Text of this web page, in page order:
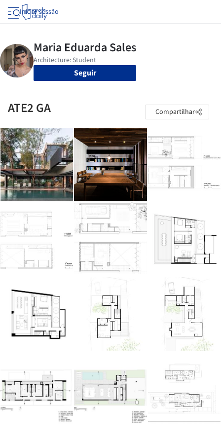
Iniciar sessão
Seguir
ATE2 GA Compartilhar